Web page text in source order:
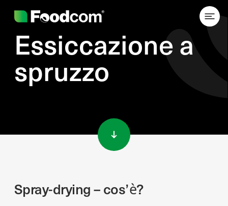
Essiccazione a
spruzzo
Spray-drying – cos’è?